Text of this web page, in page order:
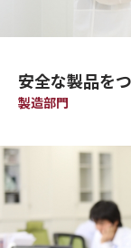
安全な製品を
製造部門